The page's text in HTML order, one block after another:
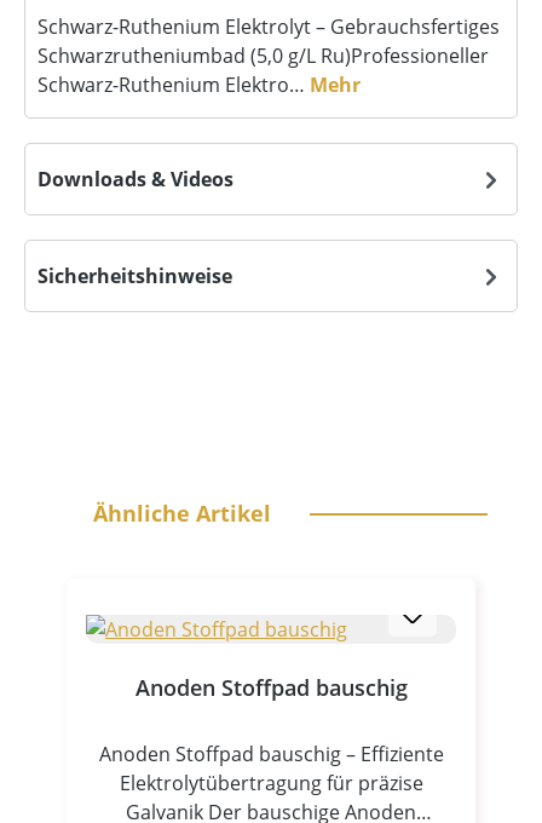
Schwarz-Ruthenium Elektrolyt – Gebrauchsfertiges
Schwarzrutheniumbad (5,0 g/L Ru)Professioneller
Schwarz-Ruthenium Elektro… Mehr
Downloads & Videos
Sicherheitshinweise
Ähnliche Artikel
Anoden Stoffpad bauschig
Anoden Stoffpad bauschig – Effiziente
Elektrolytübertragung für präzise
Galvanik Der bauschige Anoden